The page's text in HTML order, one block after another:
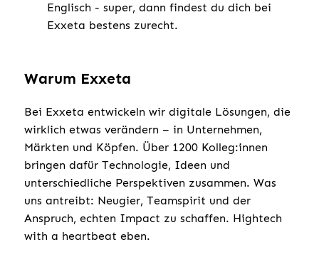
Englisch - super, dann findest du dich bei
Exxeta bestens zurecht.
Warum Exxeta
Bei Exxeta entwickeln wir digitale Lösungen, die
wirklich etwas verändern – in Unternehmen,
Märkten und Köpfen. Über 1200 Kolleg:innen
bringen dafür Technologie, Ideen und
unterschiedliche Perspektiven zusammen. Was
uns antreibt: Neugier, Teamspirit und der
Anspruch, echten Impact zu schaffen. Hightech
with a heartbeat eben.